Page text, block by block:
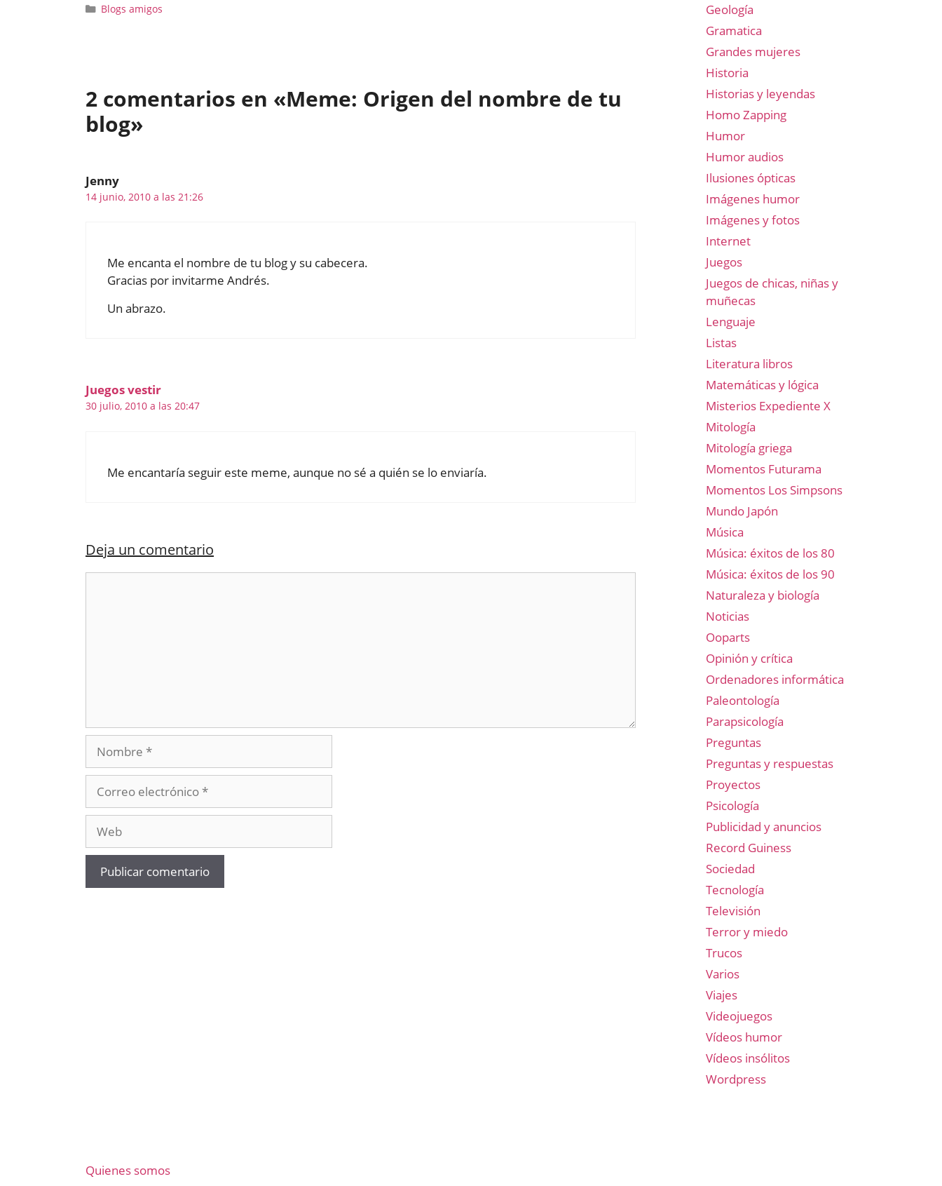
Categorías
Blogs amigos
2 comentarios en «Meme: Origen del nombre de tu
blog»
Jenny
14 junio, 2010 a las 21:26
Me encanta el nombre de tu blog y su cabecera.
Gracias por invitarme Andrés.
Un abrazo.
Juegos vestir
30 julio, 2010 a las 20:47
Me encantaría seguir este meme, aunque no sé a quién se lo enviaría.
Deja un comentario
Nombre
electrónico
Geología
Gramatica
Grandes mujeres
Historia
Historias y leyendas
Homo Zapping
Humor
Humor audios
Ilusiones ópticas
Imágenes humor
Imágenes y fotos
Internet
Juegos
Juegos de chicas, niñas y
muñecas
Lenguaje
Listas
Literatura libros
Matemáticas y lógica
Misterios Expediente X
Mitología
Mitología griega
Momentos Futurama
Momentos Los Simpsons
Mundo Japón
Música
Música: éxitos de los 80
Música: éxitos de los 90
Naturaleza y biología
Noticias
Ooparts
Opinión y crítica
Ordenadores informática
Paleontología
Parapsicología
Preguntas
Preguntas y respuestas
Proyectos
Psicología
Publicidad y anuncios
Record Guiness
Sociedad
Tecnología
Televisión
Terror y miedo
Trucos
Varios
Viajes
Videojuegos
Vídeos humor
Vídeos insólitos
Wordpress
Quienes somos